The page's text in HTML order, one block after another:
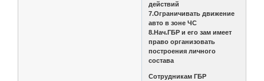
действий
7.Ограничивать движение
авто в зоне ЧС
8.Нач.ГБР и его зам имеет
право организовать
построения личного
состава
Сотрудникам ГБР